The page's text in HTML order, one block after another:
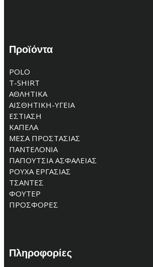
Προϊόντα
POLO
T-SHIRT
ΑΘΛΗΤΙΚΑ
ΑΙΣΘΗΤΙΚΗ-ΥΓΕΙΑ
ΕΣΤΙΑΣΗ
ΚΑΠΕΛΑ
ΜΕΣΑ ΠΡΟΣΤΑΣΙΑΣ
ΠΑΝΤΕΛΟΝΙΑ
ΠΑΠΟΥΤΣΙΑ ΑΣΦΑΛΕΙΑΣ
ΡΟΥΧΑ ΕΡΓΑΣΙΑΣ
ΤΣΑΝΤΕΣ
ΦΟΥΤΕΡ
ΠΡΟΣΦΟΡΕΣ
Πληροφορίες